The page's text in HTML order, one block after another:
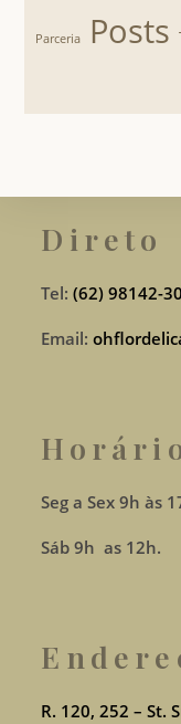
Parceria Posts
Direto
Tel: (62) 98142-
Email:
Seg a Sex 9h às
Sáb 9h as 12h.
R. 120, 252 – St.